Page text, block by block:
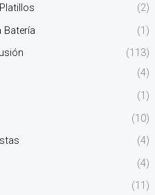
(2)
Batería
(1)
(113)
(4)
(1)
(10)
(4)
(4)
(11)